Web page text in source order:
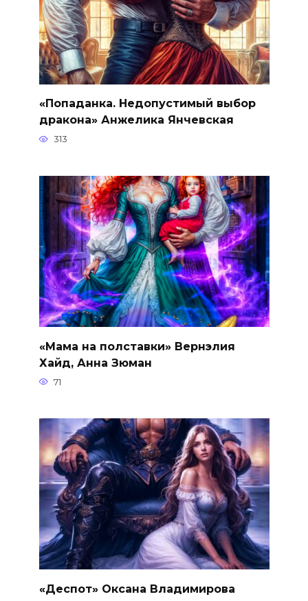
«Попаданка. Недопустимый выбор
дракона» Анжелика Янчевская
313
«Мама на полставки» Вернэлия
Хайд, Анна Зюман
71
«Деспот» Оксана Владимирова